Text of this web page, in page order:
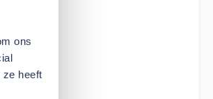
ons
ze heeft